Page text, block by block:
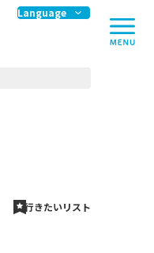
Language
行きたいリスト